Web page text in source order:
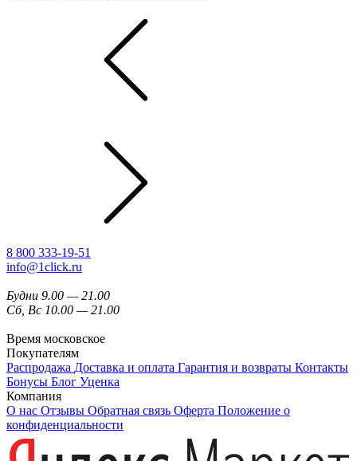
8 800 333-19-51
info@1click.ru
Будни 9.00 — 21.00
Сб, Вс 10.00 — 21.00
Время московское
Покупателям
Распродажа Доставка и оплата Гарантия и возвраты Контакты
Бонусы Блог Уценка
Компания
О нас Отзывы Обратная связь Оферта Положение о
конфиденциальности